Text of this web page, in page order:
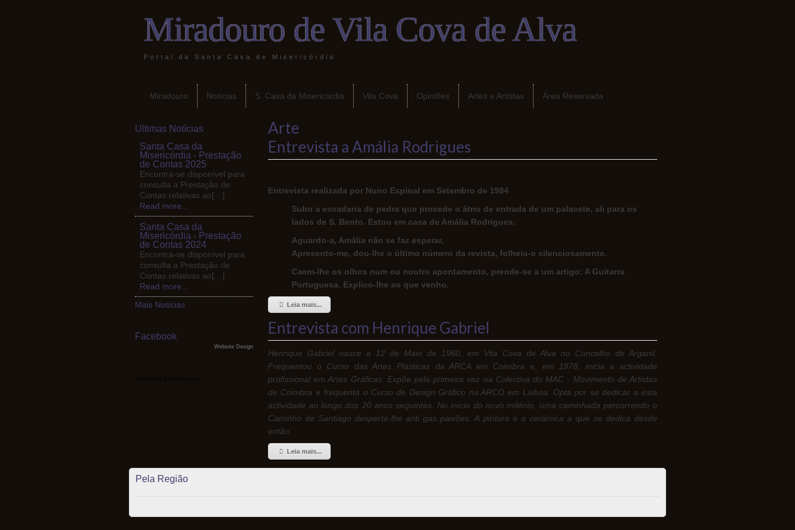
Miradouro de Vila Cova de Alva
Portal da Santa Casa de Misericórdia
Miradouro Notícias S. Casa da Misericórdia Vila Cova Opiniões Artes e Artistas Área Reservada
Ultimas Notícias
Santa Casa da
Misericórdia - Prestação
de Contas 2025
Encontra-se disponível para
consulta a Prestação de
Contas relativas ao[…]
Read more...
Santa Casa da
Misericórdia - Prestação
de Contas 2024
Encontra-se disponível para
consulta a Prestação de
Contas relativas ao[…]
Read more...
Mais Notícias
Facebook
Website Design
Arte
Entrevista a Amália Rodrigues
Entrevista realizada por Nuno Espinal em Setembro de 1984
Subo a escadaria de pedra que procede o átrio de entrada de um palacete, ali para os
lados de S. Bento. Estou em casa de Amália Rodrigues.
Aguardo-a, Amália não se faz esperar.
Apresento-me, dou-lhe o último número da revista, folheia-o silenciosamente.
Caem-lhe os olhos num ou noutro apontamento, prende-se a um artigo: A Guitarra
Portuguesa. Explico-lhe ao que venho.
Leia mais...
Entrevista com Henrique Gabriel
Henrique Gabriel nasce a 12 de Maio de 1960, em Vila Cova de Alva no Concelho de Arganil.
Frequentou o Curso das Artes Plásticas daARCA em Coimbra e, em 1978, inicia a actividade
profissional emArtes Gráficas. Expõe pela primeira vez na Colectiva do MAC - Movimento de Artistas
de Coimbra e frequenta o Curso de Design Gráfico na ARCO em Lisboa. Opta por se dedicar a esta
actividadeao longo dos 20 anos seguintes. No início do novo milénio, uma caminhada percorrendo o
Caminho de Santiago desperta-lhe anti gas paixões: A pintura e a cerâmica a que se dedica desde
então
Leia mais...
Pela Região